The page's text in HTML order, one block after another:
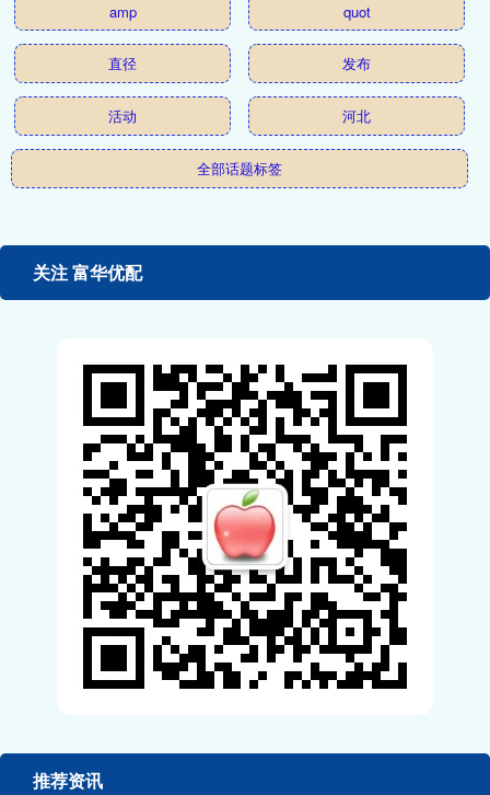
amp quot
直径 发布
活动 河北
全部话题标签
关注 富华优配
推荐资讯